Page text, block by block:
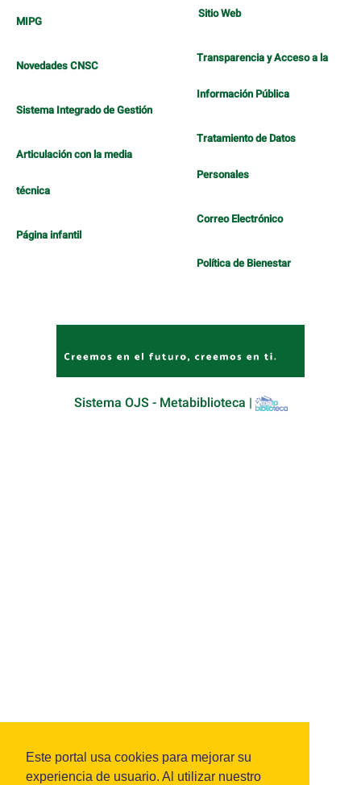
Este portal usa cookies para mejorar su
experiencia de usuario. Al utilizar nuestro
MIPG
Novedades CNSC
Sistema Integrado de Gestión
Articulación con la media
técnica
Página infantil
Sitio Web
Transparencia y Acceso a la
Información Pública
Tratamiento de Datos
Personales
Correo Electrónico
Política de Bienestar
Sistema OJS - Metabiblioteca |